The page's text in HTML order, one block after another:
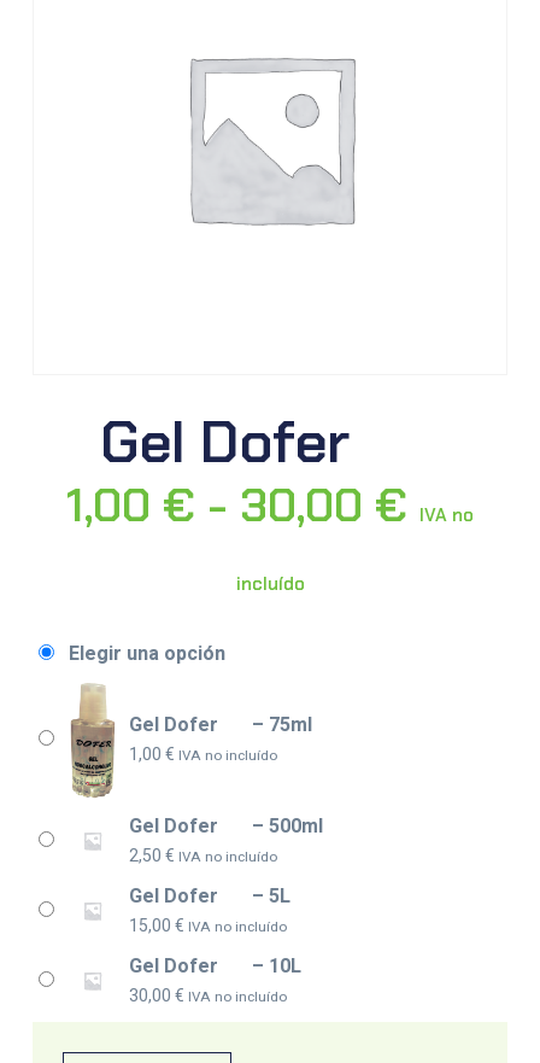
Gel Dofer
1,00 € - 30,00 € IVA no
incluído
Elegir una opción
Gel Dofer – 75ml
1,00€ IVA no incluído
Gel Dofer – 500ml
2,50€ IVA no incluído
Gel Dofer – 5L
15,00€ IVA no incluído
Gel Dofer – 10L
30,00€ IVA no incluído